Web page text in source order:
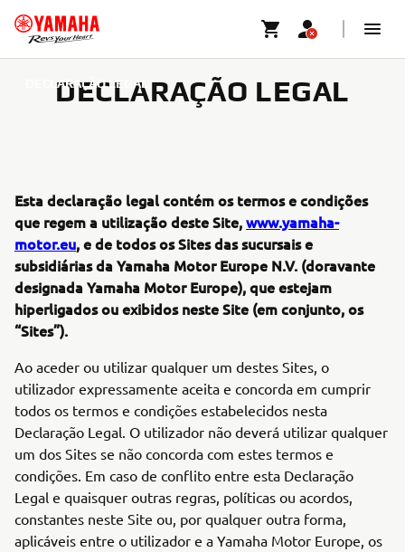
DECLARAÇÃO LEGAL
DECLARAÇÃO LEGAL
Esta declaração legal contém os termos e condições
que regem a utilização deste Site,www.yamaha-
motor.eu, e de todos os Sites das sucursais e
subsidiárias da Yamaha Motor Europe N.V. (doravante
designada Yamaha Motor Europe), que estejam
hiperligados ou exibidos neste Site (em conjunto, os
“Sites”).
Ao aceder ou utilizar qualquer um destes Sites, o
utilizador expressamente aceita e concorda em cumprir
todos os termos e condições estabelecidos nesta
Declaração Legal. O utilizador não deverá utilizar qualquer
um dos Sites se não concorda com estes termos e
condições. Em caso de conflito entre esta Declaração
Legal e quaisquer outras regras, políticas ou acordos,
constantes neste Site ou, por qualquer outra forma,
aplicáveis entre o utilizador e a Yamaha Motor Europe, os